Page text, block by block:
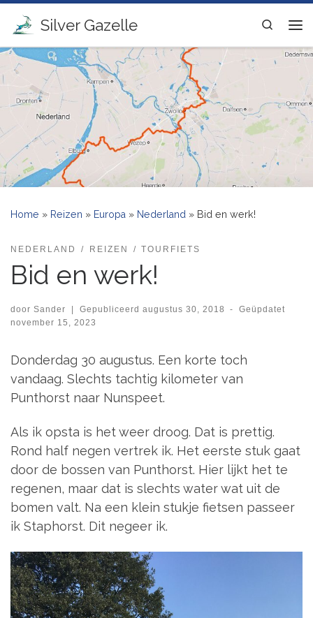
Ga naar inhoud
Silver Gazelle
Search
Home » Reizen » Europa » Nederland » Bid en werk!
NEDERLAND REIZEN TOURFIETS
Bid en werk!
door Sander | Gepubliceerd augustus 30, 2018 -
Geüpdatet
november 15, 2023
Donderdag 30 augustus. Een korte toch
vandaag. Slechts tachtig kilometer van
Punthorst naar Nunspeet.
Als ik opsta is het weer droog. Dat is prettig.
Rond half negen vertrek ik. Het eerste stuk gaat
door de bossen van Punthorst. Hier lijkt het te
regenen, maar dat is slechts water wat uit de
bomen valt. Na een klein stukje fietsen passeer
ik Staphorst. Dit negeer ik.